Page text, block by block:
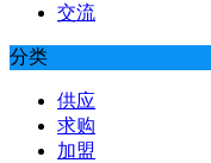
交流
分类
供应
求购
加盟